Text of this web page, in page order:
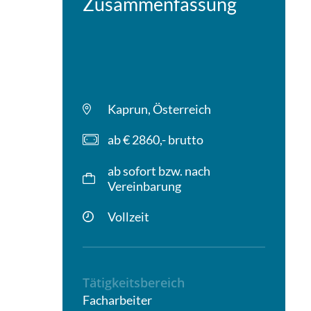
Kaprun, Österreich
ab € 2860,- brutto
ab sofort bzw. nach
Vereinbarung
Vollzeit
Tätigkeitsbereich
Facharbeiter